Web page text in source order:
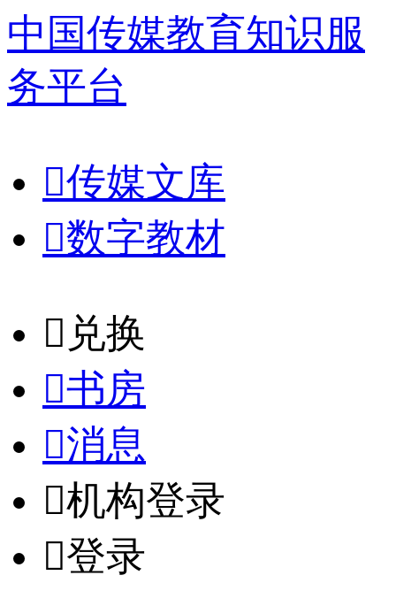
中国传媒教育知识服
务平台
传媒文库
数字教材
𐈈 兑换
书房
消息
机构登录
登录